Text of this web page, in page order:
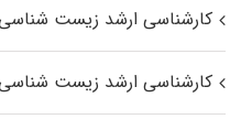
کارشناسی ارشد زیست‌
کارشناسی ارشد زیست‌ شناسی